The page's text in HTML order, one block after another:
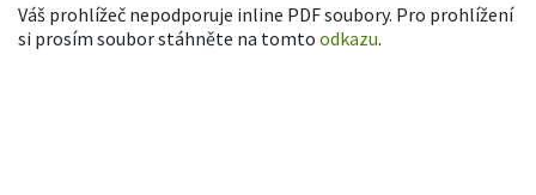
Váš prohlížeč nepodporuje inline PDF soubory. Pro prohlížení
si prosím soubor stáhněte na tomto odkazu.